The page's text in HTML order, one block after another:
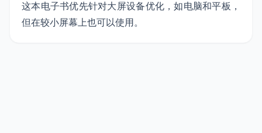
这本电子书优先针对大屏设备优化，如电脑和平板，
但在较小屏幕上也可以使用。